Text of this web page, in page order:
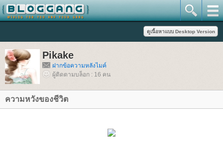
Pikake
ฝากข้อความหลังไมค์
ผู้ติดตามบล็อก : 16 คน
ความหวังของชีวิต